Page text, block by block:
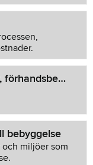
Innan du söker bygglov, förhandsbesked eller gör en anmälan
bebyggelse
miljöer som